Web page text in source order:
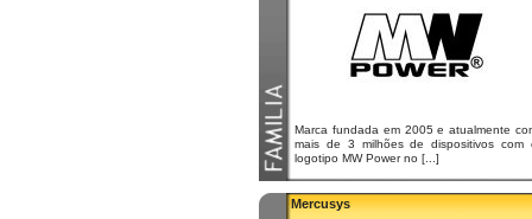
Marca fundada em 2005 e atualmente
mais de 3 milhões de dispositivos com
logotipo MW Power no [...]
Mercusys